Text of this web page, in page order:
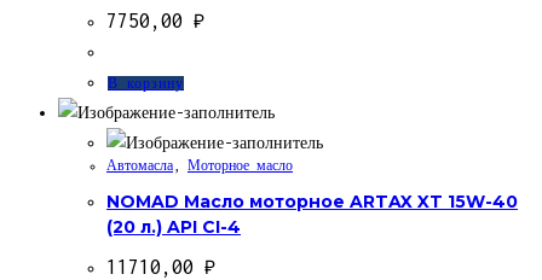
7750,00 ₽
В корзину
Автомасла Моторное масло
NOMAD Масло моторное ARTAX XT 15W-40
(20 л.) API CI-4
11710,00 ₽